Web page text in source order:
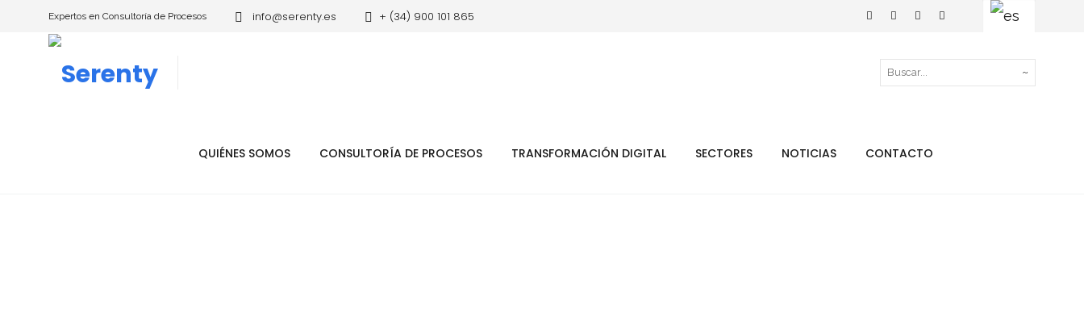
Expertos en Consultoría de Procesos info@serenty.es + (34) 900 101 865
QUIÉNES SOMOS CONSULTORÍA DE PROCESOS TRANSFORMACIÓN DIGITAL SECTORES NOTICIAS CONTACTO